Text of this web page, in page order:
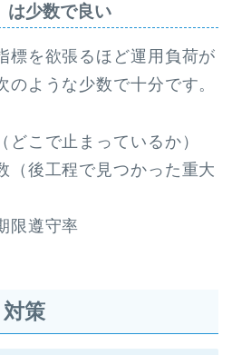
は少数で良い
標を欲張るほど運用負荷が
のような少数で十分です。
こで止まっているか）
後工程で見つかった重大
限遵守率
策